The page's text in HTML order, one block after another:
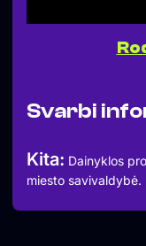
FAYTAS
Svarbi
Kita: Dainyklos
miesto savivaldybė.